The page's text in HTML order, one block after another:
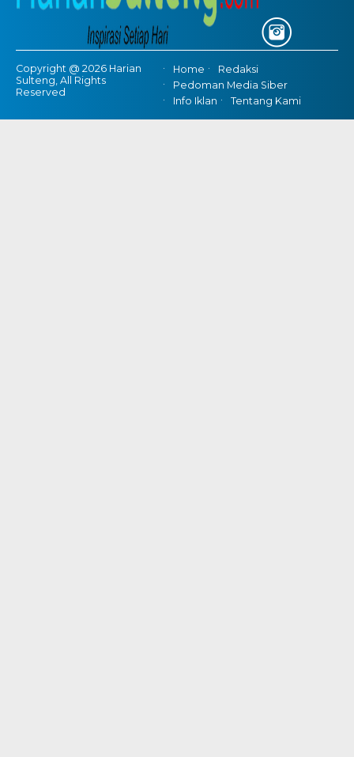
Copyright @ 2026 Harian
Sulteng, All Rights
Reserved
Home
Redaksi
Pedoman Media Siber
Info Iklan
Tentang Kami